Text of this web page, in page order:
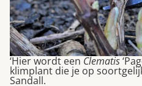
‘Hier wordt een Clematis
klimplant die je op
Sandall.